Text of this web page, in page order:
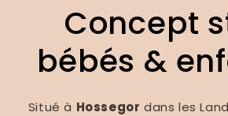
Concept
bébés &
Situé à Hossegor dans les